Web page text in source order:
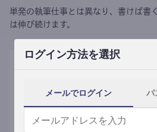
ログイン方法を選択
メールでログイン パ
単発の執筆仕事とは異なり、 書けば書
は伸び続けます。